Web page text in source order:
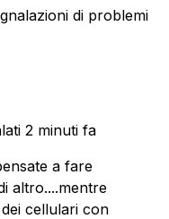
di problemi
2 minuti fa
a fare
altro....mentre
cellulari con